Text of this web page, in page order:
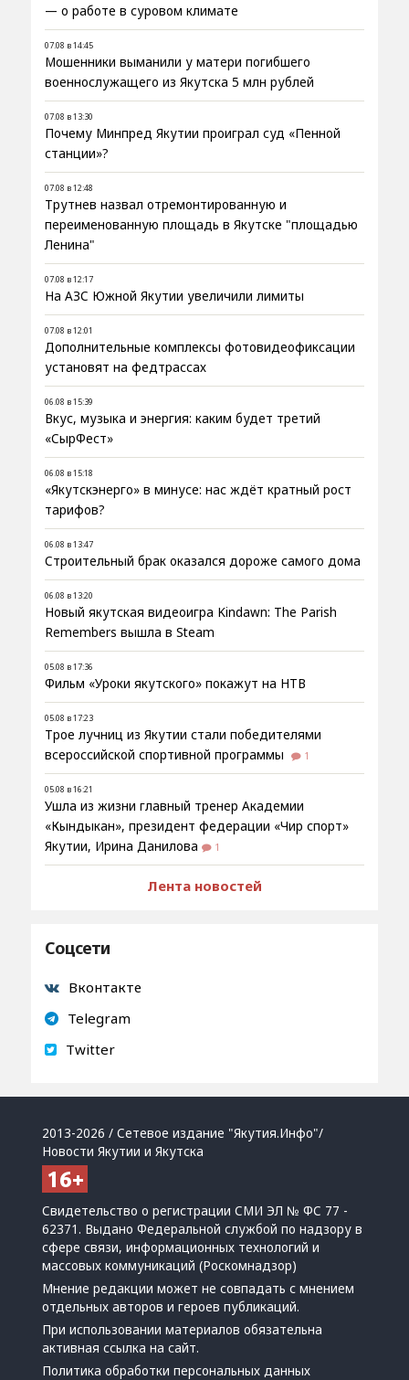
— о работе в суровом климате
07.08 в 14:45
Мошенники выманили у матери погибшего
военнослужащего из Якутска 5 млн рублей
07.08 в 13:30
Почему Минпред Якутии проиграл суд «Пенной
станции»?
07.08 в 12:48
Трутнев назвал отремонтированную и
переименованную площадь в Якутске "площадью
Ленина"
07.08 в 12:17
На АЗС Южной Якутии увеличили лимиты
07.08 в 12:01
Дополнительные комплексы фотовидеофиксации
установят на федтрассах
06.08 в 15:39
Вкус, музыка и энергия: каким будет третий
«СырФест»
06.08 в 15:18
«Якутскэнерго» в минусе: нас ждёт кратный рост
тарифов?
06.08 в 13:47
Строительный брак оказался дороже самого дома
06.08 в 13:20
Новый якутская видеоигра Kindawn: The Parish
Remembers вышла в Steam
05.08 в 17:36
Фильм «Уроки якутского» покажут на НТВ
05.08 в 17:23
Трое лучниц из Якутии стали победителями
всероссийской спортивной программы
1
05.08 в 16:21
Ушла из жизни главный тренер Академии
«Кындыкан», президент федерации «Чир спорт»
Якутии, Ирина Данилова
1
Лента новостей
Соцсети
Вконтакте
Telegram
Twitter
2013-2026 / Сетевое издание "Якутия.Инфо"/
Новости Якутии и Якутска
Свидетельство о регистрации СМИ ЭЛ № ФС 77 -
62371. Выдано Федеральной службой по надзору в
сфере связи, информационных технологий и
массовых коммуникаций (Роскомнадзор)
Мнение редакции может не совпадать с мнением
отдельных авторов и героев публикаций.
При использовании материалов обязательна
активная ссылка на сайт.
Политика обработки персональных данных